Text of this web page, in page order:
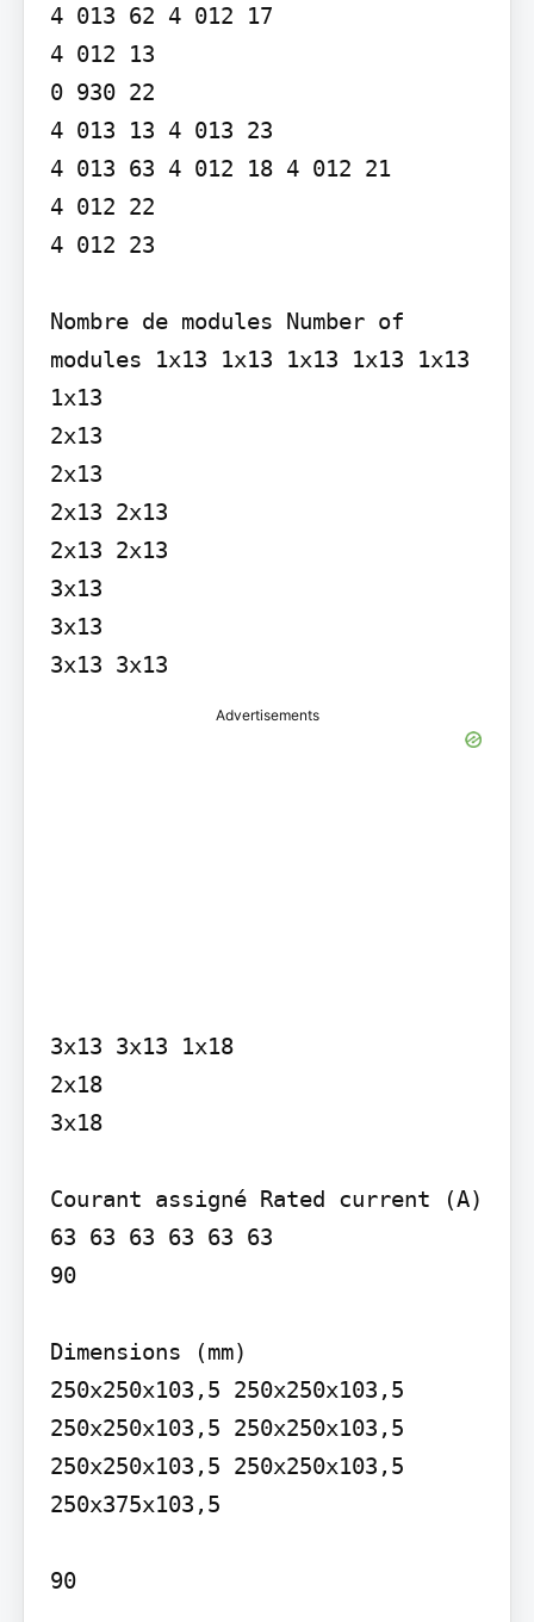
4 013 62 4 012 17
4 012 13
0 930 22
4 013 13 4 013 23
4 013 63 4 012 18 4 012 21
4 012 22
4 012 23
Nombre de modules Number of
modules 1x13 1x13 1x13 1x13 1x13
1x13
2x13
2x13
2x13 2x13
2x13 2x13
3x13
3x13
3x13 3x13
Advertisements
3x13 3x13 1x18
2x18
3x18
Courant assigné Rated current (A)
63 63 63 63 63 63
90
Dimensions (mm)
250x250x103,5 250x250x103,5
250x250x103,5 250x250x103,5
250x250x103,5 250x250x103,5
250x375x103,5
90